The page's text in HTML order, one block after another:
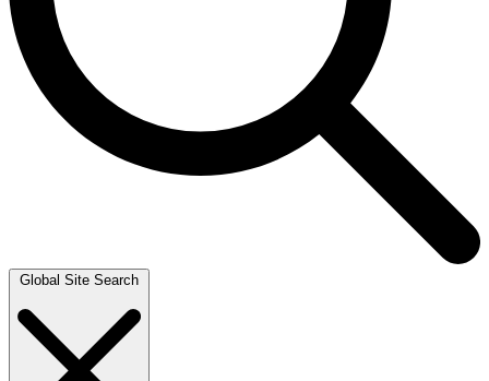
Global Site Search